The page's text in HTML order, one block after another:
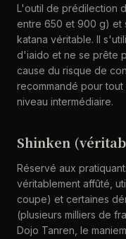
L'outil de prédilection
entre 650 et 900 g) et
katana véritable. Il
d'iaido et ne se prête
cause du risque de
recommandé pour
niveau intermédiaire.
Shinken
Réservé aux
véritablement affûté,
coupe) et certaines
(plusieurs milliers de
Dojo Tanren, le